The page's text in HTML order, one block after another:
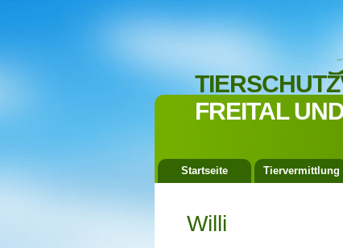
FREITAL
Startseite Tiervermittlung
Willi